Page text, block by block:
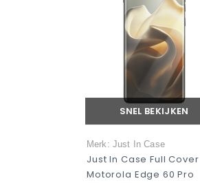
SNEL BEKIJKEN
Merk: Just In Case
Just In Case Full Cover
Motorola Edge 60 Pro